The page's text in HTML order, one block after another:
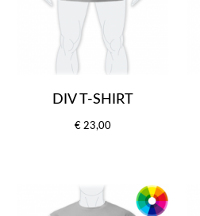
DIV T-SHIRT
€ 23,00